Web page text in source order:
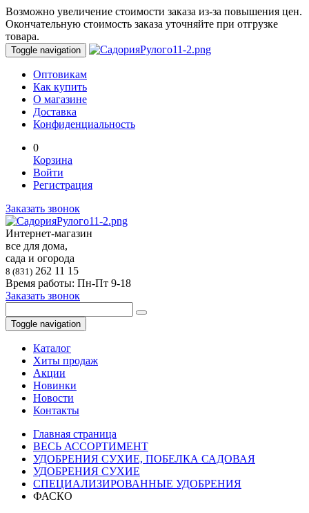
Возможно увеличение стоимости заказа из-за повышения цен.
Окончательную стоимость заказа уточняйте при отгрузке
товара.
Toggle navigation
Оптовикам
Как купить
О магазине
Доставка
Конфиденциальность
0
Корзина
Войти
Регистрация
Заказать звонок
Интернет-магазин
все для дома,
сада и огорода
8 (831) 262 11 15
Время работы: Пн-Пт 9-18
Заказать звонок
Toggle navigation
Каталог
Хиты продаж
Акции
Новинки
Новости
Контакты
Главная страница
ВЕСЬ АССОРТИМЕНТ
УДОБРЕНИЯ СУХИЕ, ПОБЕЛКА САДОВАЯ
УДОБРЕНИЯ СУХИЕ
СПЕЦИАЛИЗИРОВАННЫЕ УДОБРЕНИЯ
ФАСКО